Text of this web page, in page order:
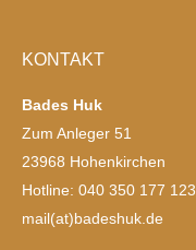
KONTAKT
Bades Huk
Zum Anleger 51
23968 Hohenkirchen
Hotline: 040 350 177 123
mail(at)badeshuk.de